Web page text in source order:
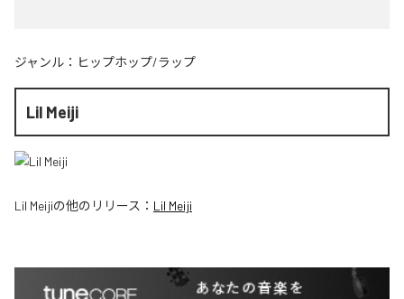
ジャンル： ヒップホップ/ラップ
Lil Meiji
Lil Meijiの他のリリース： Lil Meiji